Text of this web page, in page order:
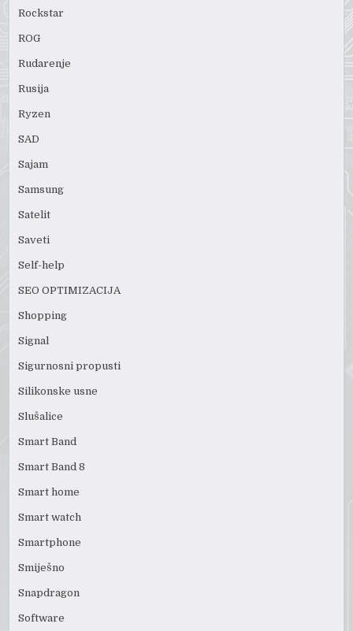
Rockstar
ROG
Rudarenje
Rusija
Ryzen
SAD
Sajam
Samsung
Satelit
Saveti
Self-help
SEO OPTIMIZACIJA
Shopping
Signal
Sigurnosni propusti
Silikonske usne
Slušalice
Smart Band
Smart Band 8
Smart home
Smart watch
Smartphone
Smiješno
Snapdragon
Software